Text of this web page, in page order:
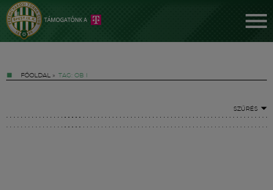
FŐOLDAL » TAG: OB I
SZŰRÉS